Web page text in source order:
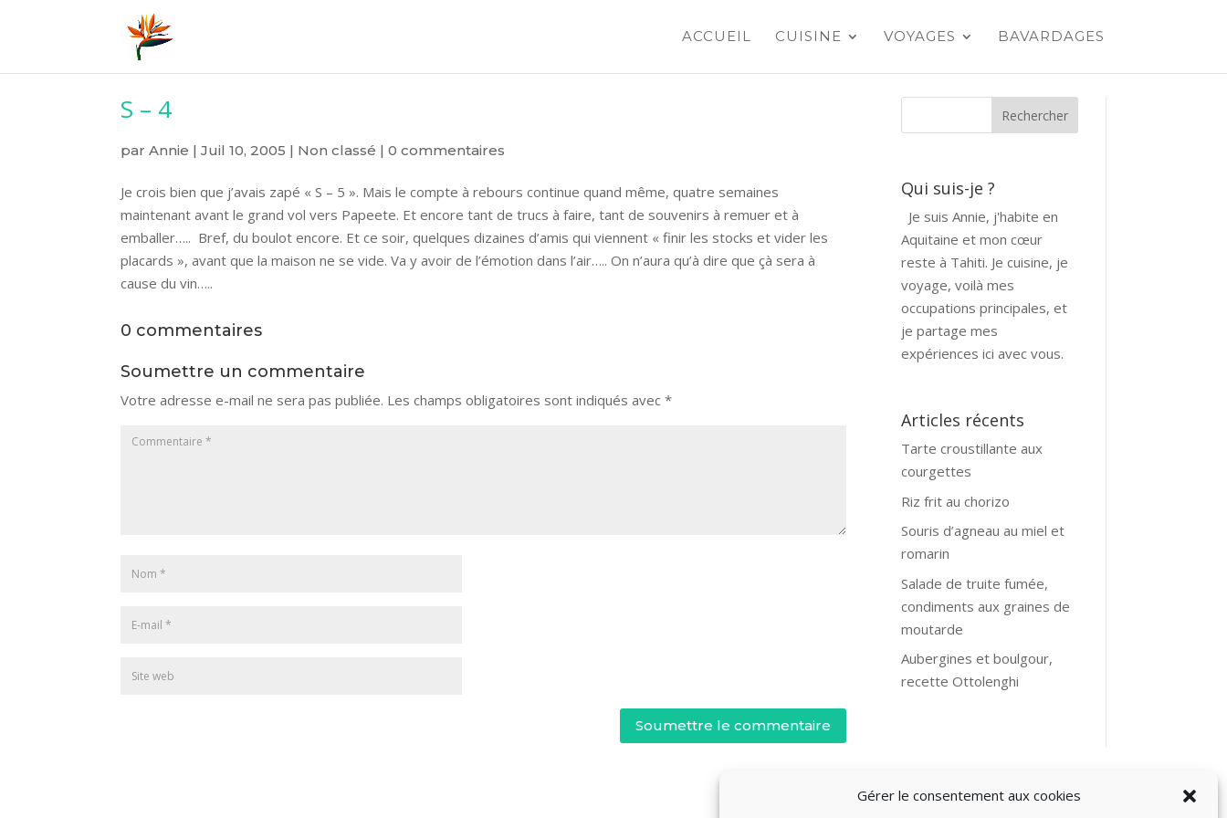
Gérer le consentement aux cookies
ACCUEIL CUISINE VOYAGES BAVARDAGES
S – 4
par Annie | Juil 10, 2005 | Non classé | 0 commentaires
Je crois bien que j’avais zapé « S – 5 ». Mais le compte à rebours continue quand même, quatre semaines
maintenant avant le grand vol vers Papeete. Et encore tant de trucs à faire, tant de souvenirs à remuer et à
emballer….. Bref, du boulot encore. Et ce soir, quelques dizaines d’amis qui viennent « finir les stocks et vider les
placards », avant que la maison ne se vide. Va y avoir de l’émotion dans l’air….. On n’aura qu’à dire que çà sera à
cause du vin…..
0 commentaires
Soumettre un commentaire
Votre adresse e-mail ne sera pas publiée. Les champs obligatoires sont indiqués avec *
Soumettre le commentaire
Qui suis-je ?
Je suis Annie, j'habite en
Aquitaine et mon cœur
reste à Tahiti. Je cuisine, je
voyage, voilà mes
occupations principales, et
je partage mes
expériences ici avec vous.
Articles récents
Tarte croustillante aux
courgettes
Riz frit au chorizo
Souris d’agneau au miel et
romarin
Salade de truite fumée,
condiments aux graines de
moutarde
Aubergines et boulgour,
recette Ottolenghi